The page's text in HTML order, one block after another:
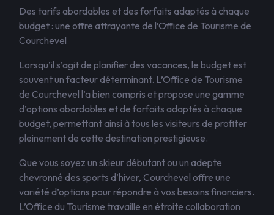
Des tarifs abordables et des forfaits adaptés à chaque
budget : une offre attrayante de l’Office de Tourisme de
Courchevel
Lorsqu’il s’agit de planifier des vacances, le budget est
souvent un facteur déterminant. L’Office de Tourisme
de Courchevel l’a bien compris et propose une gamme
d’options abordables et de forfaits adaptés à chaque
budget, permettant ainsi à tous les visiteurs de profiter
pleinement de cette destination prestigieuse.
Que vous soyez un skieur débutant ou un adepte
chevronné des sports d’hiver, Courchevel offre une
variété d’options pour répondre à vos besoins financiers.
L’Office du Tourisme travaille en étroite collaboration